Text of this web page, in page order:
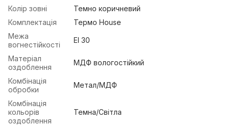
Колір зовні
Темно коричневий
Комплектація
Термо House
Межа
вогнестійкості
EI 30
Матеріал
оздоблення
МДФ вологостійкий
Комбінація
обробки
Метал/МДФ
Комбінація
кольорів
оздоблення
Темна/Світла